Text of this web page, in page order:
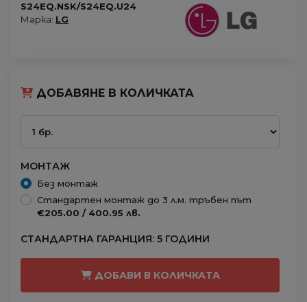
S24EQ.NSK/S24EQ.U24
Марка: LG
ДОБАВЯНЕ В КОЛИЧКАТА
МОНТАЖ
Без монтаж
Стандартен монтаж до 3 л.м. тръбен път
€205.00 / 400.95 лв.
СТАНДАРТНА ГАРАНЦИЯ: 5 ГОДИНИ
ДОБАВИ В КОЛИЧКАТА